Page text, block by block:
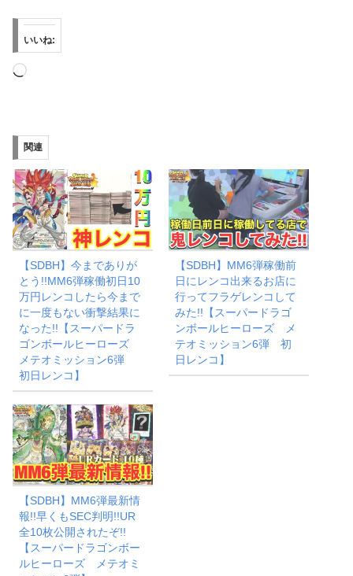
いいね:
読
み
中…
関連
【SDBH】今までありが
とう!!MM6弾稼働初日10
万円レンコしたら今まで
に一度もない衝撃結果に
なった!!【スーパードラ
ゴンボールヒーローズ
メテオミッション6弾
初日レンコ】
【SDBH】MM6弾稼働前
日にレンコ出来るお店に
行ってフラゲレンコして
みた!!【スーパードラゴ
ンボールヒーローズ メ
テオミッション6弾 初
日レンコ】
【SDBH】MM6弾最新情
報!!早くもSEC判明!!UR
全10枚公開されたぞ!!
【スーパードラゴンボー
ルヒーローズ メテオミ